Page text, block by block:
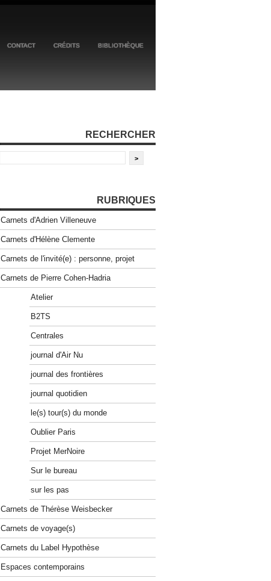
CONTACT CRÉDITS BIBLIOTHÈQUE
RECHERCHER
RUBRIQUES
Carnets d'Adrien Villeneuve
Carnets d'Hélène Clemente
Carnets de l'invité(e) : personne, projet
Carnets de Pierre Cohen-Hadria
Atelier
B2TS
Centrales
journal d'Air Nu
journal des frontières
journal quotidien
le(s) tour(s) du monde
Oublier Paris
Projet MerNoire
Sur le bureau
sur les pas
Carnets de Thérèse Weisbecker
Carnets de voyage(s)
Carnets du Label Hypothèse
Espaces contemporains